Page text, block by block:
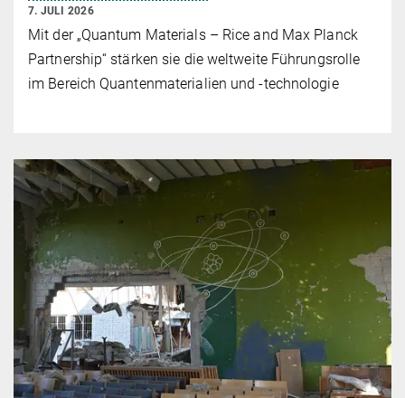
7. JULI 2026
Mit der „Quantum Materials – Rice and Max Planck
Partnership“ stärken sie die weltweite Führungsrolle
im Bereich Quantenmaterialien und -technologie